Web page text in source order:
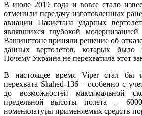
В июле 2019 года и вовсе стало
отменили передачу изготовленных
авиации Пакистана ударных
являвшихся глубокой
Вашингтоне приняли решение об
данных вертолетов, которых было
Почему Украина не перехватила этот
В настоящее время Viper стал бы
перехвата Shahed-136 – особенно с
до возможностей максимальной
предельной высоты полета –
номенклатуры применяемых средств